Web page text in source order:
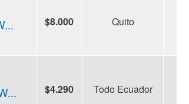
$8.000 Quito
$4.290 Todo Ecuador